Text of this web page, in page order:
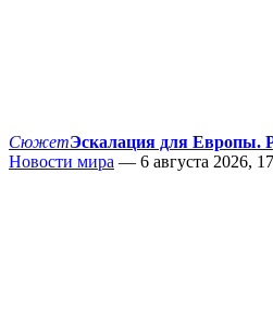
СюжетЭскалация для Европы.
Новости мира — 6 августа 2026,